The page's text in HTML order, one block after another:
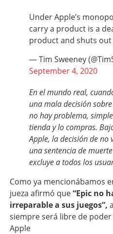
Under Apple’s
carry a product is a
product and shuts out
— Tim Sweeney
September 4, 2020
En el mundo real,
una mala decisión
no hay problema,
tienda y lo compras.
Apple, la decisión de no
una sentencia de
excluye a todos los
Como ya mencionábamos
jueza afirmó que“Epic no
irreparable a sus juegos”,
siempre será libre de
Apple